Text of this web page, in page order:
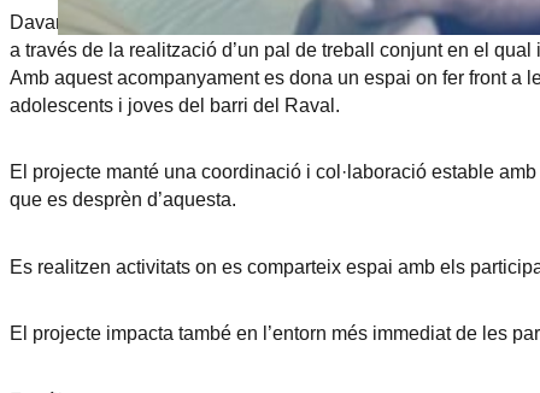
Davant la manca de recursos de suport integral, amb oferta
a través de la realització d’un pal de treball conjunt en el
Amb aquest acompanyament es dona un espai on fer front a
adolescents i joves del barri del Raval.
El projecte manté una coordinació i col·laboració estable
que es desprèn d’aquesta.
Es realitzen activitats on es comparteix espai amb els
El projecte impacta també en l’entorn més immediat de les